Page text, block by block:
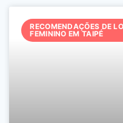
RECOMENDAÇÕES DE
FEMININO EM TAIPÉ